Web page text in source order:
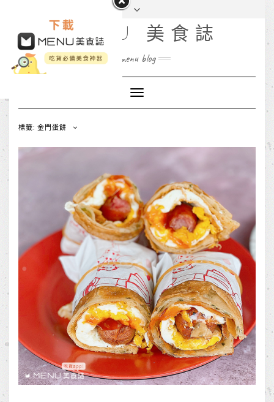
MENU 美食誌
menu blog
Toggle
Navigation
標籤: 金門蛋餅